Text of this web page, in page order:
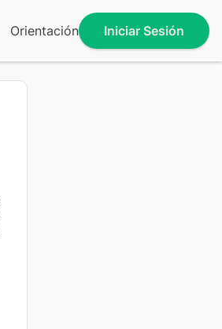
Orientación Iniciar Sesión